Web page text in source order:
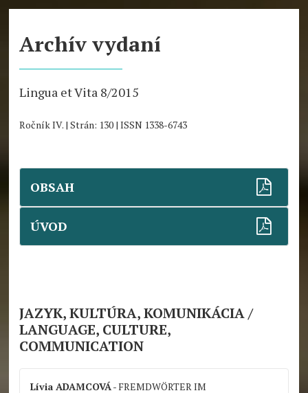
Archív vydaní
Lingua et Vita 8/2015
Ročník IV. | Strán: 130 | ISSN 1338-6743
OBSAH
ÚVOD
JAZYK, KULTÚRA, KOMUNIKÁCIA /
LANGUAGE, CULTURE,
COMMUNICATION
Lívia ADAMCOVÁ- FREMDWÖRTER IM